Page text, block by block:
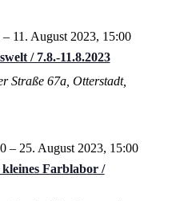
/ 7.8.-11.8.2023
– 11. August 2023, 15:00
Straße 67a, Otterstadt,
Farblabor /
– 25. August 2023, 15:00